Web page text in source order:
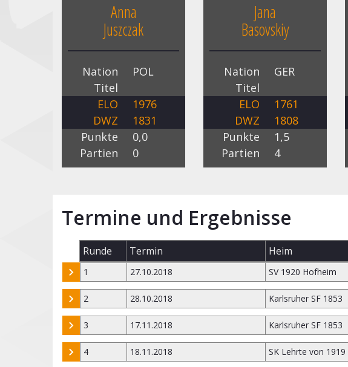
Anna
Juszczak
Nation
POL
Titel
ELO
1976
DWZ
1831
Punkte
0,0
Partien
0
Jana
Basovskiy
Nation
GER
Titel
ELO
1761
DWZ
1808
Punkte
1,5
Partien
4
Termine und Ergebnisse
Runde Termin Heim
1 27.10.2018 SV 1920 Hofheim
2 28.10.2018 Karlsruher SF 1853
3 17.11.2018 Karlsruher SF 1853
4 18.11.2018 SK Lehrte von 1919